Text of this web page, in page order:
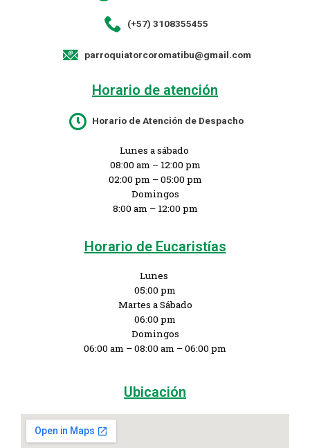
(+57) 3108355455
parroquiatorcoromatibu@gmail.com
Horario de atención
Horario de Atención de Despacho
Lunes a sábado
08:00 am – 12:00 pm
02:00 pm – 05:00 pm
Domingos
8:00 am – 12:00 pm
Horario de Eucaristías
Lunes
05:00 pm
Martes a Sábado
06:00 pm
Domingos
06:00 am – 08:00 am – 06:00 pm
Ubicación